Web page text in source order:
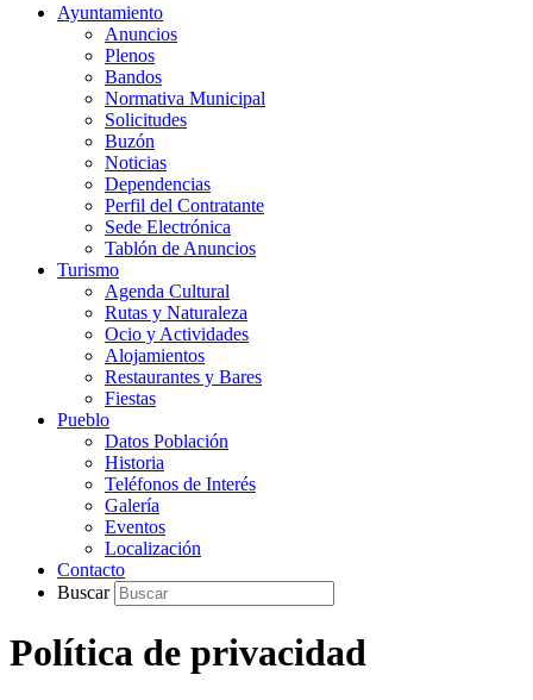
Ayuntamiento
Anuncios
Plenos
Bandos
Normativa Municipal
Solicitudes
Buzón
Noticias
Dependencias
Perfil del Contratante
Sede Electrónica
Tablón de Anuncios
Turismo
Agenda Cultural
Rutas y Naturaleza
Ocio y Actividades
Alojamientos
Restaurantes y Bares
Fiestas
Pueblo
Datos Población
Historia
Teléfonos de Interés
Galería
Eventos
Localización
Contacto
Buscar
Política de privacidad